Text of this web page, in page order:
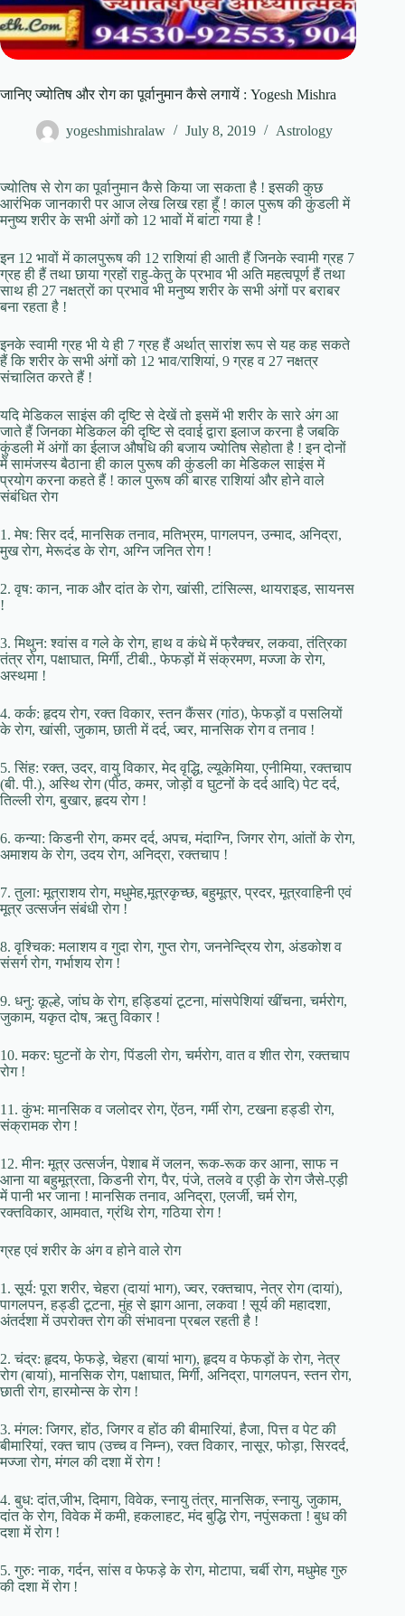
जानिए ज्योतिष और रोग का पूर्वानुमान कैसे लगायें : Yogesh Mishra
yogeshmishralaw July 8, 2019 Astrology
ज्योतिष से रोग का पूर्वानुमान कैसे किया जा सकता है ! इसकी कुछ
आरंभिक जानकारी पर आज लेख लिख रहा हूँ ! काल पुरूष की कुंडली में
मनुष्य शरीर के सभी अंगों को 12 भावों में बांटा गया है !
इन 12 भावों में कालपुरूष की 12 राशियां ही आती हैं जिनके स्वामी ग्रह 7
ग्रह ही हैं तथा छाया ग्रहों राहु-केतु के प्रभाव भी अति महत्वपूर्ण हैं तथा
साथ ही 27 नक्षत्रों का प्रभाव भी मनुष्य शरीर के सभी अंगों पर बराबर
बना रहता है !
इनके स्वामी ग्रह भी ये ही 7 ग्रह हैं अर्थात् सारांश रूप से यह कह सकते
हैं कि शरीर के सभी अंगों को 12 भाव/राशियां, 9 ग्रह व 27 नक्षत्र
संचालित करते हैं !
यदि मेडिकल साइंस की दृष्टि से देखें तो इसमें भी शरीर के सारे अंग आ
जाते हैं जिनका मेडिकल की दृष्टि से दवाई द्वारा इलाज करना है जबकि
कुंडली में अंगों का ईलाज औषधि की बजाय ज्योतिष सेहोता है ! इन दोनों
में सामंजस्य बैठाना ही काल पुरूष की कुंडली का मेडिकल साइंस में
प्रयोग करना कहते हैं ! काल पुरूष की बारह राशियां और होने वाले
संबंधित रोग
1. मेष: सिर दर्द, मानसिक तनाव, मतिभ्रम, पागलपन, उन्माद, अनिद्रा,
मुख रोग, मेरूदंड के रोग, अग्नि जनित रोग !
2. वृष: कान, नाक और दांत के रोग, खांसी, टांसिल्स, थायराइड, सायनस
!
3. मिथुन: श्वांस व गले के रोग, हाथ व कंधे में फ्रैक्चर, लकवा, तंत्रिका
तंत्र रोग, पक्षाघात, मिर्गी, टीबी., फेफड़ों में संक्रमण, मज्जा के रोग,
अस्थमा !
4. कर्क: हृदय रोग, रक्त विकार, स्तन कैंसर (गांठ), फेफड़ों व पसलियों
के रोग, खांसी, जुकाम, छाती में दर्द, ज्वर, मानसिक रोग व तनाव !
5. सिंह: रक्त, उदर, वायु विकार, मेद वृद्धि, ल्यूकेमिया, एनीमिया, रक्तचाप
(बी. पी.), अस्थि रोग (पीठ, कमर, जोड़ों व घुटनों के दर्द आदि) पेट दर्द,
तिल्ली रोग, बुखार, हृदय रोग !
6. कन्या: किडनी रोग, कमर दर्द, अपच, मंदाग्नि, जिगर रोग, आंतों के रोग,
अमाशय के रोग, उदय रोग, अनिद्रा, रक्तचाप !
7. तुला: मूत्राशय रोग, मधुमेह,मूत्रकृच्छ, बहुमूत्र, प्रदर, मूत्रवाहिनी एवं
मूत्र उत्सर्जन संबंधी रोग !
8. वृश्चिक: मलाशय व गुदा रोग, गुप्त रोग, जननेन्द्रिय रोग, अंडकोश व
संसर्ग रोग, गर्भाशय रोग !
9. धनु: कूल्हे, जांघ के रोग, हड्डियां टूटना, मांसपेशियां खींचना, चर्मरोग,
जुकाम, यकृत दोष, ऋतु विकार !
10. मकर: घुटनों के रोग, पिंडली रोग, चर्मरोग, वात व शीत रोग, रक्तचाप
रोग !
11. कुंभ: मानसिक व जलोदर रोग, ऐंठन, गर्मी रोग, टखना हड्डी रोग,
संक्रामक रोग !
12. मीन: मूत्र उत्सर्जन, पेशाब में जलन, रूक-रूक कर आना, साफ न
आना या बहुमूत्रता, किडनी रोग, पैर, पंजे, तलवे व एड़ी के रोग जैसे-एड़ी
में पानी भर जाना ! मानसिक तनाव, अनिद्रा, एलर्जी, चर्म रोग,
रक्तविकार, आमवात, ग्रंथि रोग, गठिया रोग !
ग्रह एवं शरीर के अंग व होने वाले रोग
1. सूर्य: पूरा शरीर, चेहरा (दायां भाग), ज्वर, रक्तचाप, नेत्र रोग (दायां),
पागलपन, हड्डी टूटना, मुंह से झाग आना, लकवा ! सूर्य की महादशा,
अंतर्दशा में उपरोक्त रोग की संभावना प्रबल रहती है !
2. चंद्र: हृदय, फेफड़े, चेहरा (बायां भाग), हृदय व फेफड़ों के रोग, नेत्र
रोग (बायां), मानसिक रोग, पक्षाघात, मिर्गी, अनिद्रा, पागलपन, स्तन रोग,
छाती रोग, हारमोन्स के रोग !
3. मंगल: जिगर, होंठ, जिगर व होंठ की बीमारियां, हैजा, पित्त व पेट की
बीमारियां, रक्त चाप (उच्च व निम्न), रक्त विकार, नासूर, फोड़ा, सिरदर्द,
मज्जा रोग, मंगल की दशा में रोग !
4. बुध: दांत,जीभ, दिमाग, विवेक, स्नायु तंत्र, मानसिक, स्नायु, जुकाम,
दांत के रोग, विवेक में कमी, हकलाहट, मंद बुद्धि रोग, नपुंसकता ! बुध की
दशा में रोग !
5. गुरु: नाक, गर्दन, सांस व फेफड़े के रोग, मोटापा, चर्बी रोग, मधुमेह गुरु
की दशा में रोग !